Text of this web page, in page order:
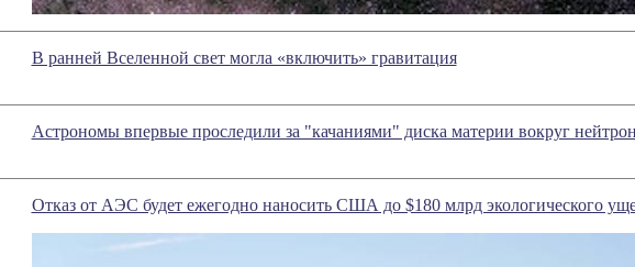
В ранней Вселенной свет могла «включить» гравитация
Астрономы впервые проследили за "качаниями" диска материи вокруг
Отказ от АЭС будет ежегодно наносить США до $180 млрд экологического